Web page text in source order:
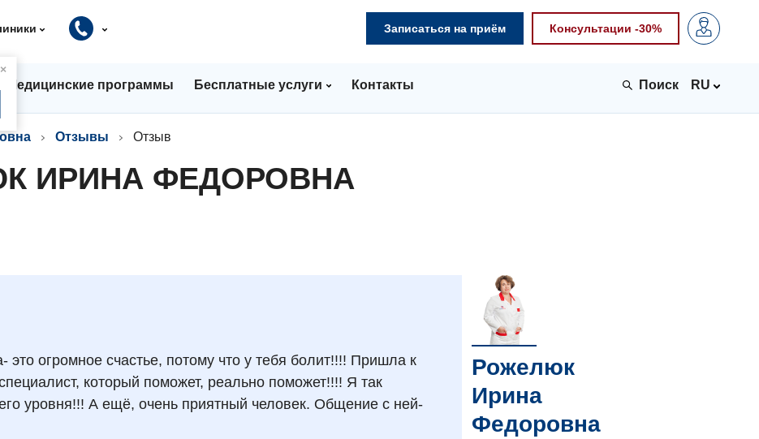
×
Записаться на приём Консультации -30%
Медицинские программы Бесплатные услуги Контакты RU
Отзывы Отзыв
ИРИНА ФЕДОРОВНА
это огромное счастье, потому что у тебя болит!!!! Пришла к
который поможет, реально поможет!!!! Я так
уровня!!! А ещё, очень приятный человек. Общение с ней-
Рожелюк
Ирина
Федоровна